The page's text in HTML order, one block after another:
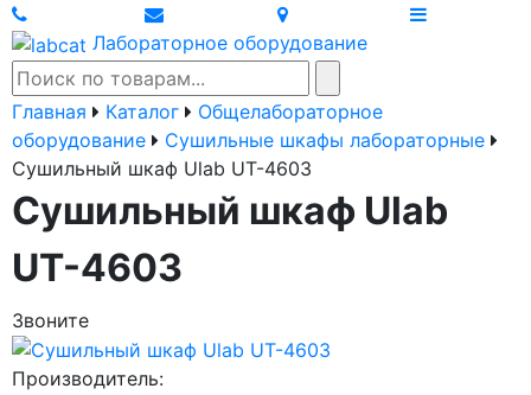
Лабораторное оборудование
Главная Каталог
Общелабораторное
оборудование
Сушильные шкафы лабораторные
Сушильный шкаф Ulab UT-4603
Сушильный шкаф Ulab
UT-4603
Звоните
Производитель: